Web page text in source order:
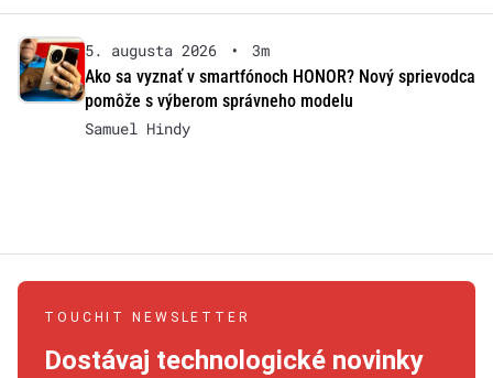
5. augusta 2026 •
3m
Ako sa vyznať v smartfónoch HONOR? Nový sprievodca
pomôže s výberom správneho modelu
Samuel Hindy
TOUCHIT NEWSLETTER
Dostávaj technologické novinky